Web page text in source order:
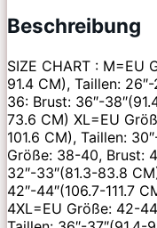
Beschreibung
SIZE CHART : M=EU
91.4 CM), Taillen:
36: Brust: 36″-
73.6 CM) XL=EU
101.6 CM), Taillen:
Größe: 38-40, Brust:
32″-33″(81.3-83.8
42″-44″(106.7-111.7
4XL=EU Größe: 42-